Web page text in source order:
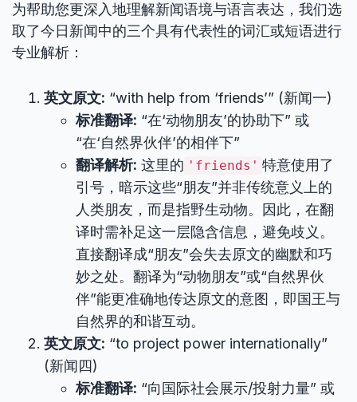
为帮助您更深入地理解新闻语境与语言表达，我们选
取了今日新闻中的三个具有代表性的词汇或短语进行
专业解析：
英文原文: “with help from ‘friends’” (新闻一)
标准翻译: “在‘动物朋友’的协助下” 或
“在‘自然界伙伴’的相伴下”
翻译解析: 这里的 'friends' 特意使用了
引号，暗示这些“朋友”并非传统意义上的
人类朋友，而是指野生动物。因此，在翻
译时需补足这一层隐含信息，避免歧义。
直接翻译成“朋友”会失去原文的幽默和巧
妙之处。翻译为“动物朋友”或“自然界伙
伴”能更准确地传达原文的意图，即国王与
自然界的和谐互动。
英文原文: “to project power internationally”
(新闻四)
标准翻译: “向国际社会展示/投射力量” 或